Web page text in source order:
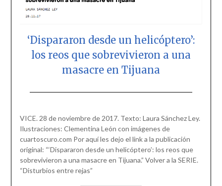
‘Dispararon desde un helicóptero’:
los reos que sobrevivieron a una
masacre en Tijuana
November
28,
2017
VICE. 28 de noviembre de 2017. Texto: Laura Sánchez Ley.
Ilustraciones: Clementina León con imágenes de
cuartoscuro.com Por aquí les dejo el link a la publicación
original: “‘Dispararon desde un helicóptero’: los reos que
sobrevivieron a una masacre en Tijuana.” Volver a la SERIE.
“Disturbios entre rejas”